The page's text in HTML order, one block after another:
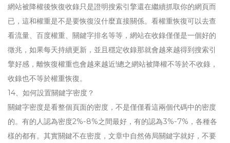
網站被降權後恢復收錄只是證明搜索引擎還在繼續抓取你的網頁而
已，這和權重是不是要恢復沒什麼直接關係。看權重恢復可以去查
看流量、百度權重、關鍵字排名等等，網站在收錄僅僅是一個好的
徵兆，如果每天持續更新，並且穩定收錄那就會越來越得到搜索引
擎好感，離恢復權重也會越來越近!總之網站被降權不等於不收錄，
收錄也不等於權重恢復。
14、如何設置關鍵字密度？
關鍵字密度是看整個頁面的密度，不是僅僅看這兩個代碼中的密度
的。有的人認為密度2%-8%之間最好，有的認為3%-7%，各種各
樣的都有。其實關鍵不在密度，文章中自然佈局關鍵字就好，不要